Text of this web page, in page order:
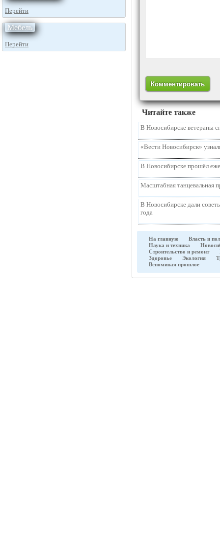
Перейти
Мебель
Перейти
Читайте также
В Новосибирске ветераны
«Вести Новосибирск»
В Новосибирске прошёл
Масштабная танцевальная
В Новосибирске дали
года
На главную
Власть и
Наука и техника
Строительство и ремонт
Здоровье
Экология
Вспоминая прошлое